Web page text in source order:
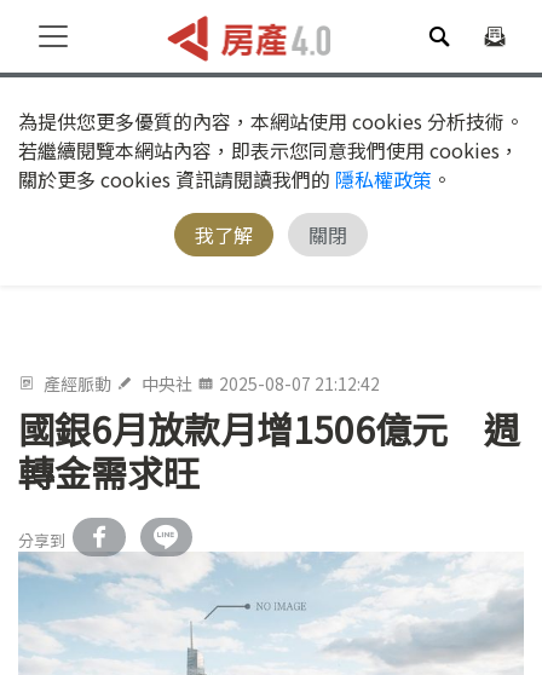
為提供您更多優質的內容，本網站使用 cookies 分析技術。
若繼續閱覽本網站內容，即表示您同意我們使用 cookies，
關於更多 cookies 資訊請閱讀我們的 隱私權政策 。
我了解
關閉
產經脈動 中央社 2025-08-07 21:12:42
國銀6月放款月增1506億元 週
轉金需求旺
分享到